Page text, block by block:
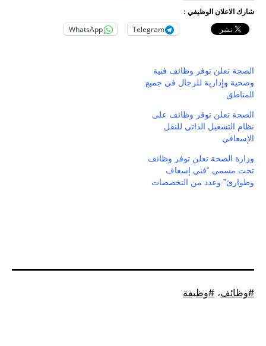
شارك الاعلان الوظيفي :
Telegram
WhatsApp
الصحة تعلن توفر وظائف فنية
وصحية وإدارية للرجال في جميع
المناطق
الصحة تعلن توفر وظائف على
نظام التشغيل الذاتي للنقل
الإسعافي
وزارة الصحة تعلن توفر وظائف
تحت مسمى “فني إسعاف
وطوارئ” وعدد من التخصصات
موسوم
وظائف، وظيفة